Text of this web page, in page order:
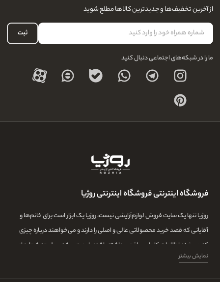
نحوه ارسال کالا
نحوه بازگشت کالا
درباره ما
لیست علاقه‌مندی
حساب کاربری
از آخرین تخفیف‌ها و جدیدترین کالاها مطلع شوید
ثبت
ما را در شبکه‌های اجتماعی دنبال کنید
فروشگاه اینترنتی فروشگاه اینترنتی روژیا
روژیا تنها یک سایت فروش لوازم‌آرایشی نیست، روژیا یک ابزار است برای خانم‌ها و
آقایانی که قصد خرید محصولاتی عالی و اصلی را دارند و می‌خواهند درباره چیزی
که می‌خرند اطلاعات کامل و واقعی داشته باشند. این همیشه سرلوحه شعارهای
روژیا بوده و ما در این مجموعه تمامی تلاشمان این است که مشتری‌هایمان بتوانند
نمایش بیشتر